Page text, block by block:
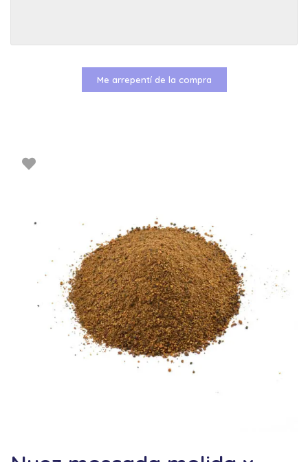
Me arrepentí de la compra